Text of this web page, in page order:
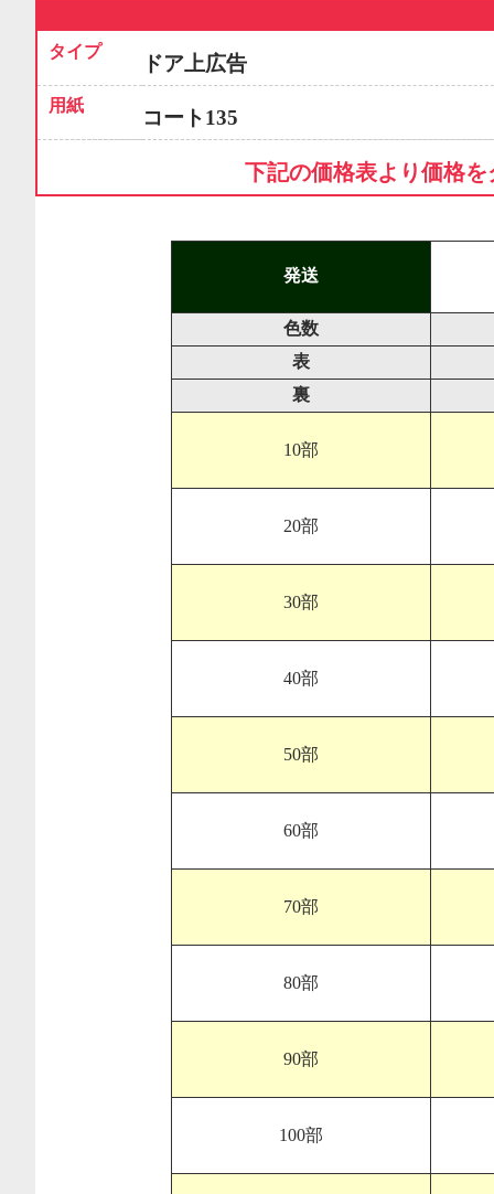
タイプ
ドア上広告
用紙
コート135
下記の価格表より価格
発送
色数
表
裏
10部
20部
30部
40部
50部
60部
70部
80部
90部
100部